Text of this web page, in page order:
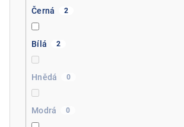
Černá 2
Bílá 2
Hnědá 0
Modrá 0